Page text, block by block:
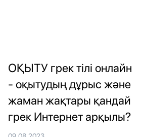
ОҚЫТУ грек тілі онлайн
- оқытудың дұрыс және
жаман жақтары қандай
грек Интернет арқылы?